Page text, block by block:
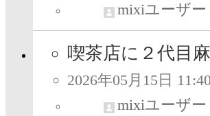
mixiユーザー
喫茶店に２代目
2026年05月15日 11:40
mixiユーザー